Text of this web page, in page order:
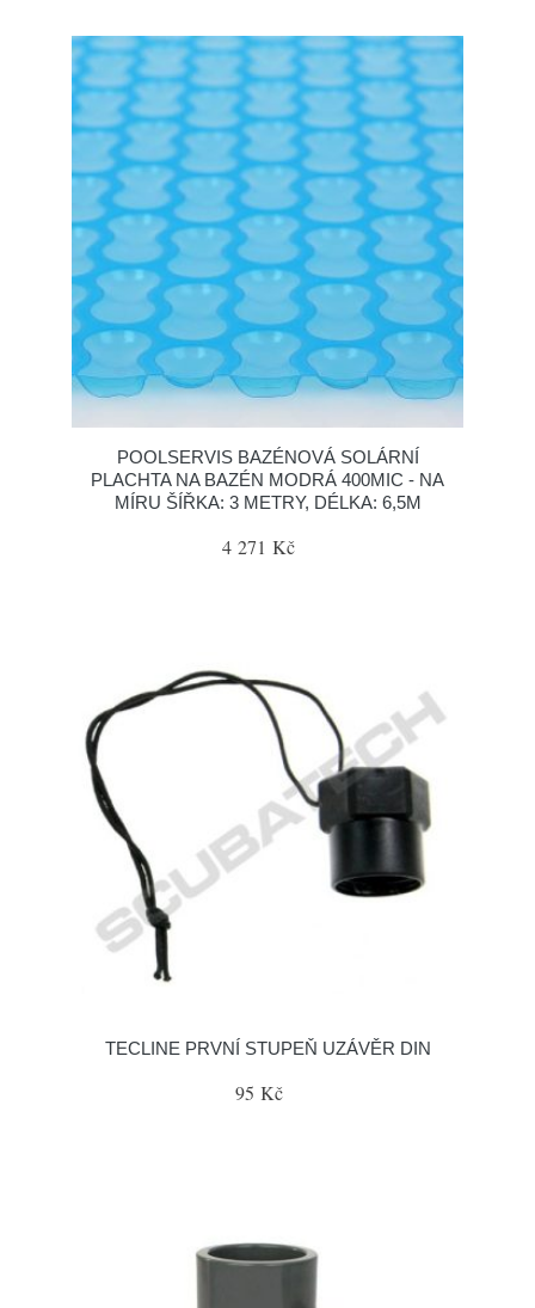
POOLSERVIS BAZÉNOVÁ SOLÁRNÍ
PLACHTA NA BAZÉN MODRÁ 400MIC - NA
MÍRU ŠÍŘKA: 3 METRY, DÉLKA: 6,5M
4 271 Kč
TECLINE PRVNÍ STUPEŇ UZÁVĚR DIN
95 Kč